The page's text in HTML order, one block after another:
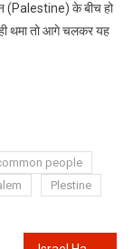
(Palestine) के बीच हो
थमा तो आगे चलकर यह
people
Plestine